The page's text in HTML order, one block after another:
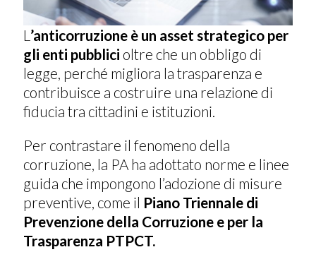
L ’anticorruzione è un asset strategico per
gli enti pubblici oltre che un obbligo di
legge, perché migliora la trasparenza e
contribuisce a costruire una relazione di
fiducia tra cittadini e istituzioni.
Per contrastare il fenomeno della
corruzione, la PA ha adottato norme e linee
guida che impongono l’adozione di misure
preventive, come il Piano Triennale di
Prevenzione della Corruzione e per la
Trasparenza PTPCT.